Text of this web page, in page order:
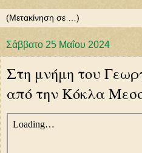
Σάββατο 25 Μαΐου 2024
Στη μνήμη του
από την Κόκλα